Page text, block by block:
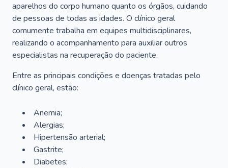
aparelhos do corpo humano quanto os órgãos, cuidando
de pessoas de todas as idades. O clínico geral
comumente trabalha em equipes multidisciplinares,
realizando o acompanhamento para auxiliar outros
especialistas na recuperação do paciente.
Entre as principais condições e doenças tratadas pelo
clínico geral, estão:
Anemia;
Alergias;
Hipertensão arterial;
Gastrite;
Diabetes;